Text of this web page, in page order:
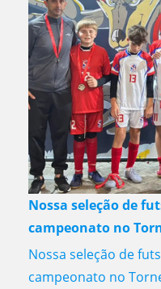
Nossa seleção de
campeonato no
Nossa seleção de
campeonato no